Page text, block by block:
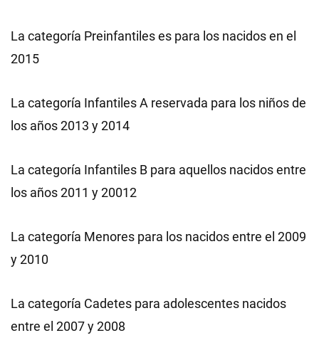
La categoría Preinfantiles es para los nacidos en el
2015
La categoría Infantiles A reservada para los niños de
los años 2013 y 2014
La categoría Infantiles B para aquellos nacidos entre
los años 2011 y 20012
La categoría Menores para los nacidos entre el 2009
y 2010
La categoría Cadetes para adolescentes nacidos
entre el 2007 y 2008